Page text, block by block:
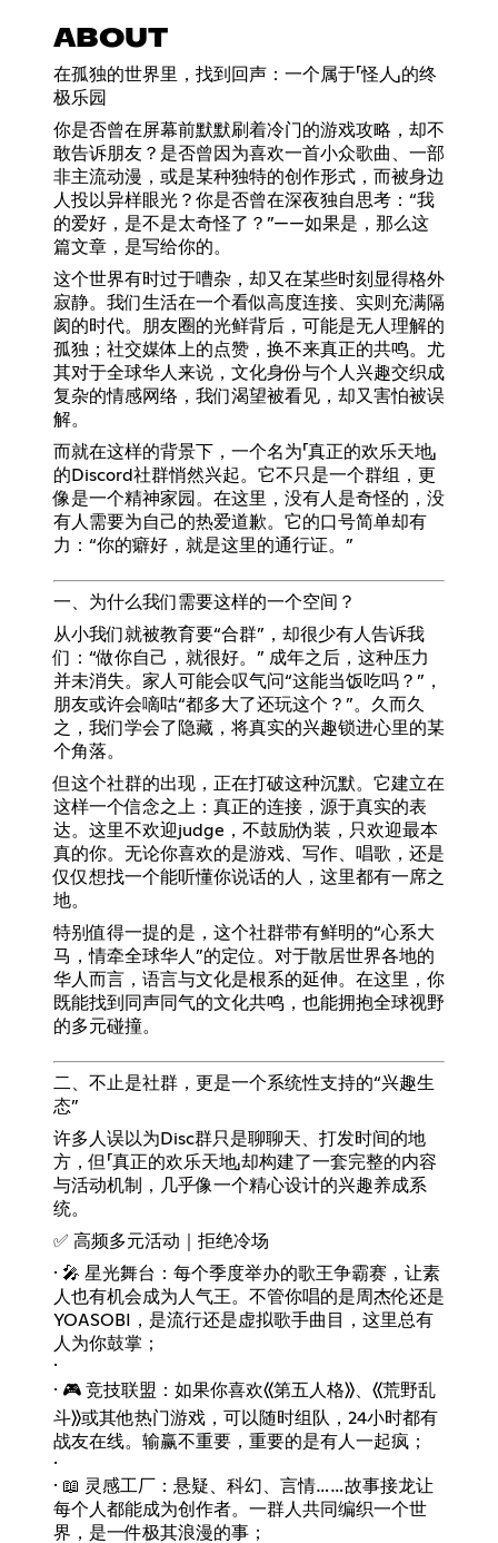
ABOUT
在孤独的世界里，找到回声：一个属于「怪人」的终
极乐园
你是否曾在屏幕前默默刷着冷门的游戏攻略，却不
敢告诉朋友？是否曾因为喜欢一首小众歌曲、一部
非主流动漫，或是某种独特的创作形式，而被身边
人投以异样眼光？你是否曾在深夜独自思考：“我
的爱好，是不是太奇怪了？”——如果是，那么这
篇文章，是写给你的。
这个世界有时过于嘈杂，却又在某些时刻显得格外
寂静。我们生活在一个看似高度连接、实则充满隔
阂的时代。朋友圈的光鲜背后，可能是无人理解的
孤独；社交媒体上的点赞，换不来真正的共鸣。尤
其对于全球华人来说，文化身份与个人兴趣交织成
复杂的情感网络，我们渴望被看见，却又害怕被误
解。
而就在这样的背景下，一个名为「真正的欢乐天地」
的Discord社群悄然兴起。它不只是一个群组，更
像是一个精神家园。在这里，没有人是奇怪的，没
有人需要为自己的热爱道歉。它的口号简单却有
力：“你的癖好，就是这里的通行证。”
一、为什么我们需要这样的一个空间？
从小我们就被教育要“合群”，却很少有人告诉我
们：“做你自己，就很好。” 成年之后，这种压力
并未消失。家人可能会叹气问“这能当饭吃吗？”，
朋友或许会嘀咕“都多大了还玩这个？”。久而久
之，我们学会了隐藏，将真实的兴趣锁进心里的某
个角落。
但这个社群的出现，正在打破这种沉默。它建立在
这样一个信念之上：真正的连接，源于真实的表
达。这里不欢迎judge，不鼓励伪装，只欢迎最本
真的你。无论你喜欢的是游戏、写作、唱歌，还是
仅仅想找一个能听懂你说话的人，这里都有一席之
地。
特别值得一提的是，这个社群带有鲜明的“心系大
马，情牵全球华人”的定位。对于散居世界各地的
华人而言，语言与文化是根系的延伸。在这里，你
既能找到同声同气的文化共鸣，也能拥抱全球视野
的多元碰撞。
二、不止是社群，更是一个系统性支持的“兴趣生
态”
许多人误以为Disc群只是聊聊天、打发时间的地
方，但「真正的欢乐天地」却构建了一套完整的内容
与活动机制，几乎像一个精心设计的兴趣养成系
统。
✅ 高频多元活动｜拒绝冷场
· 🎤 星光舞台：每个季度举办的歌王争霸赛，让素
人也有机会成为人气王。不管你唱的是周杰伦还是
YOASOBI，是流行还是虚拟歌手曲目，这里总有
人为你鼓掌；
·
· 🎮 竞技联盟：如果你喜欢《第五人格》、《荒野乱
斗》或其他热门游戏，可以随时组队，24小时都有
战友在线。输赢不重要，重要的是有人一起疯；
·
· 📖 灵感工厂：悬疑、科幻、言情……故事接龙让
每个人都能成为创作者。一群人共同编织一个世
界，是一件极其浪漫的事；